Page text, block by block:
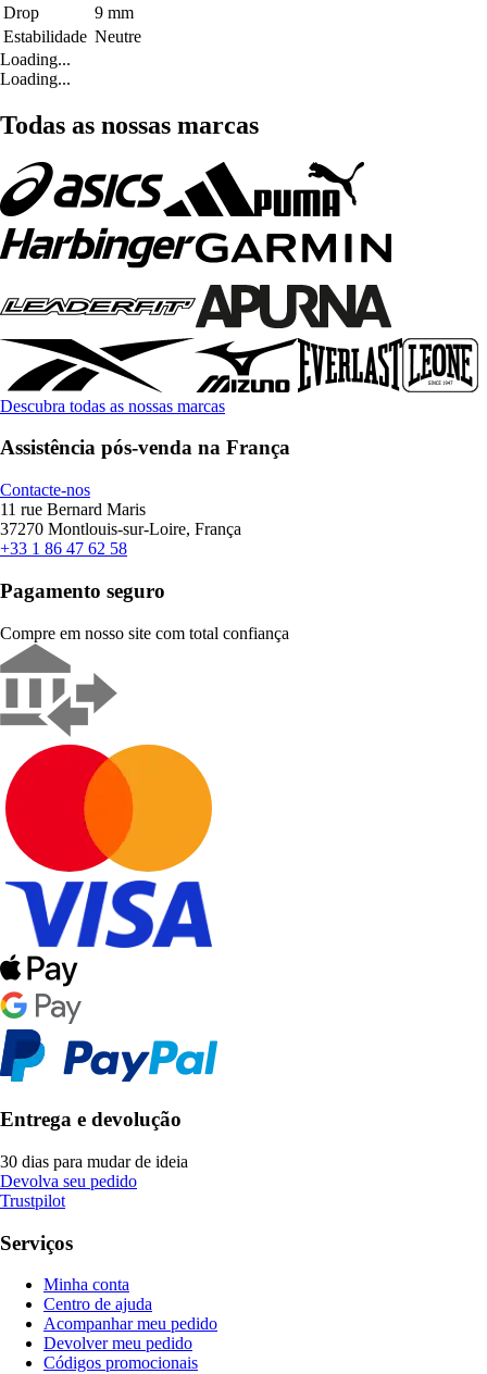
Drop
9 mm
Estabilidade Neutre
Loading...
Loading...
Todas as nossas marcas
Descubra todas as nossas marcas
Assistência pós-venda na França
Contacte-nos
11 rue Bernard Maris
37270 Montlouis-sur-Loire, França
+33 1 86 47 62 58
Pagamento seguro
Compre em nosso site com total confiança
Entrega e devolução
30 dias para mudar de ideia
Devolva seu pedido
Trustpilot
Serviços
Minha conta
Centro de ajuda
Acompanhar meu pedido
Devolver meu pedido
Códigos promocionais